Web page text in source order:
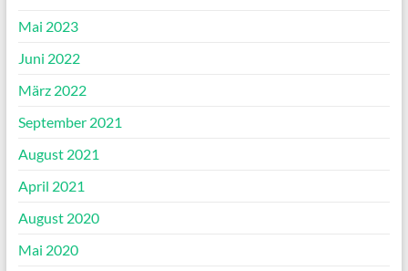
Mai 2023
Juni 2022
März 2022
September 2021
August 2021
April 2021
August 2020
Mai 2020